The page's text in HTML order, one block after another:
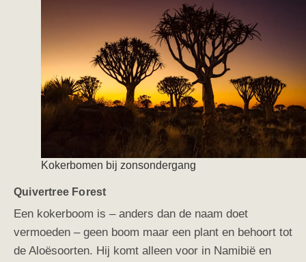
Kokerbomen bij zonsondergang
Quivertree Forest
Een kokerboom is – anders dan de naam doet
vermoeden – geen boom maar een plant en behoort tot
de Aloësoorten. Hij komt alleen voor in Namibië en